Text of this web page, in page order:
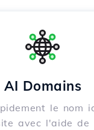
AI Domains
le nom
avec l'aide de